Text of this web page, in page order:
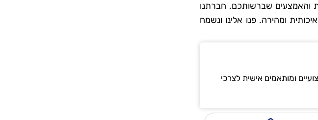
והאמצעים שברשותכם. חברתנו
ומהירה. פנו אלינו ונשמח
ומותאמים אישית לצרכי